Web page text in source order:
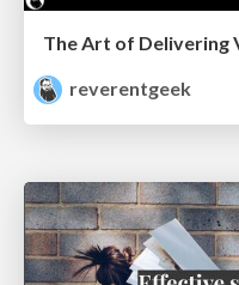
reverentgeek